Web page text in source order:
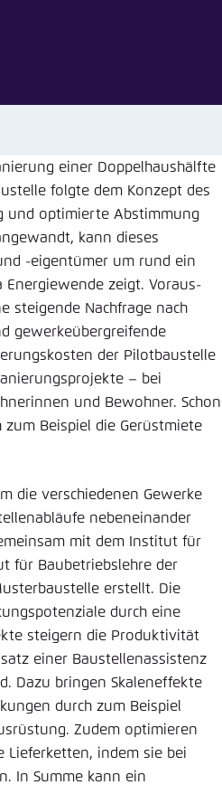
einer Doppelhaushälfte
folgte dem Konzept des
und optimierte Abstimmung
kann dieses
-eigentümer um rund ein
Energiewende zeigt. Voraus­
steigende Nachfrage nach
gewerkeübergreifende
der Pilotbaustelle
– bei
und Bewohner. Schon
Beispiel die Gerüstmiete
die verschiedenen Gewerke
nebeneinander
mit dem Institut für
für Baubetriebslehre der
erstellt. Die
durch eine
steigern die Produktivität
einer Baustellenassistenz
Dazu bringen Skaleneffekte
durch zum Beispiel
Zudem optimieren
Lieferketten, indem sie bei
In Summe kann ein